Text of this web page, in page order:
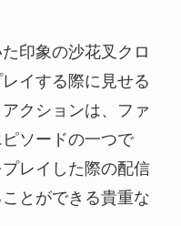
印象の沙花叉クロ
イする際に見せる
クションは、ファ
ソードの一つで
レイした際の配信
とができる貴重な